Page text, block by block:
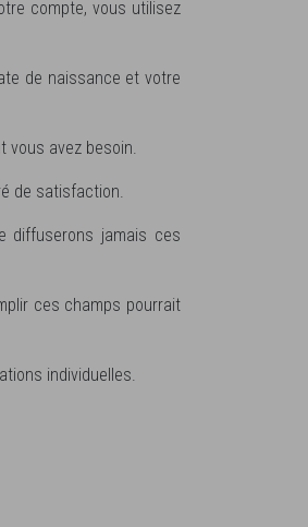
compte, vous utilisez
de naissance et votre
avez besoin.
de satisfaction.
diffuserons jamais ces
ces champs pourrait
individuelles.